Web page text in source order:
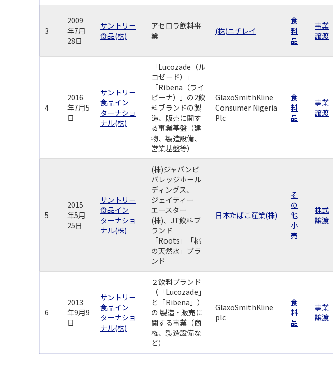
3
2009
年7月
28日
サントリー
食品(株)
アセロラ飲料事
業
(株)ニチレイ
食
料
品
事業
譲渡
4
2016
年7月5
日
サントリー
食品イン
ターナショ
ナル(株)
「Lucozade（ル
コゼード）」
「Ribena（ライ
ビーナ）」の2飲
料ブランドの製
造、販売に関す
る事業基盤（建
物、製造設備、
営業基盤等）
GlaxoSmithKline
Consumer Nigeria
Plc
食
料
品
事業
譲渡
5
2015
年5月
25日
サントリー
食品イン
ターナショ
ナル(株)
(株)ジャパンビ
バレッジホール
ディングス、
ジェイティー
エースター
(株)、JT飲料ブ
ランド
「Roots」「桃
の天然水」ブラ
ンド
日本たばこ産業(株)
そ
の
他
小
売
株式
譲渡
6
2013
年9月9
日
サントリー
食品イン
ターナショ
ナル(株)
２飲料ブランド
（「Lucozade」
と「Ribena」）
の 製造・販売に
関する事業（商
権、製造設備な
ど）
GlaxoSmithKline
plc
食
料
品
事業
譲渡